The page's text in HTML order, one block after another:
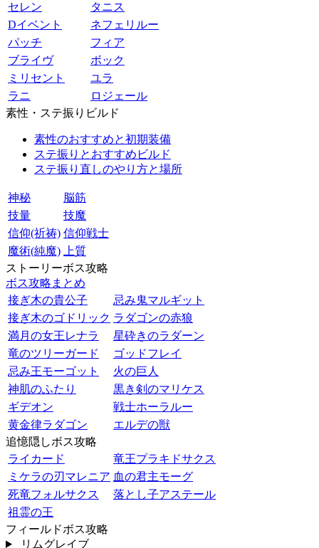
セレン
タニス
Dイベント
ネフェリルー
パッチ
フィア
ブライヴ
ボック
ミリセント
ユラ
ラニ
ロジェール
素性・ステ振りビルド
素性のおすすめと初期装備
ステ振りとおすすめビルド
ステ振り直しのやり方と場所
神秘
脳筋
技量
技魔
信仰(祈祷) 信仰戦士
魔術(純魔)
上質
ストーリーボス攻略
ボス攻略まとめ
接ぎ木の貴公子
忌み鬼マルギット
接ぎ木のゴドリック ラダゴンの赤狼
満月の女王レナラ
星砕きのラダーン
竜のツリーガード
ゴッドフレイ
忌み王モーゴット
火の巨人
神肌のふたり
黒き剣のマリケス
ギデオン
戦士ホーラルー
黄金律ラダゴン
エルデの獣
追憶隠しボス攻略
ライカード
竜王プラキドサクス
ミケラの刃マレニア 血の君主モーグ
死竜フォルサクス
落とし子アステール
祖霊の王
フィールドボス攻略
リムグレイブ